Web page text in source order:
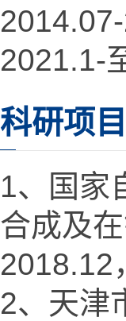
2021.1-
科研项目
1、国家
合成及
2018.12
2、天津